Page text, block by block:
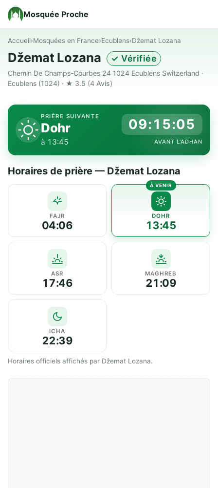
Mosquée Proche
Accueil›Mosquées en France›Ecublens›Džemat Lozana
Džemat Lozana ✓ Vérifiée
Chemin De Champs-Courbes 24 1024 Ecublens Switzerland ·
Ecublens (1024) · ★ 3.5 (4 Avis)
PRIÈRE SUIVANTE
Dohr
à 13:45
09:15:04
AVANT L'ADHAN
Horaires de prière — Džemat Lozana
FAJR
04:06
DOHR
13:45
ASR
17:46
MAGHREB
21:09
ICHA
22:39
Horaires officiels affichés par Džemat Lozana.